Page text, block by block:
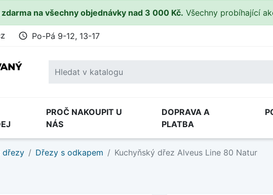
na všechny objednávky nad 3 000 Kč. Všechny probíhající
access_time Po-Pá 9-12, 13-17
PROČ NAKOUPIT U
NÁS
DOPRAVA A
PLATBA
dřezy Dřezy s odkapem Kuchyňský dřez Alveus Line 80 Natur